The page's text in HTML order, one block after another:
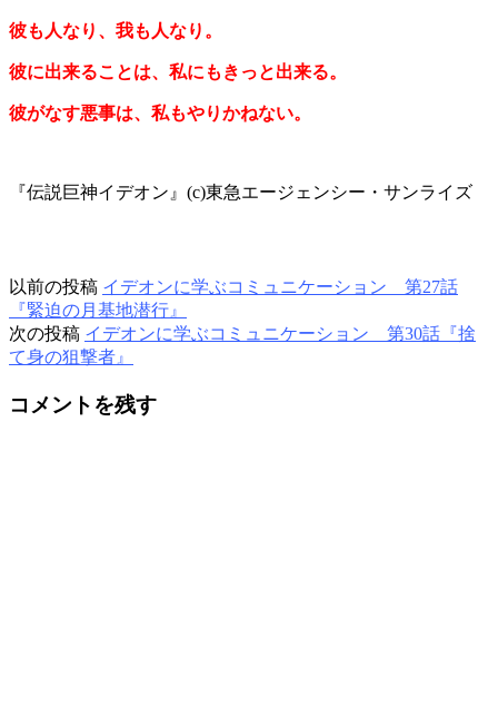
彼も人なり、我も人なり。
彼に出来ることは、私にもきっと出来る。
彼がなす悪事は、私もやりかねない。
『伝説巨神イデオン』(c)東急エージェンシー・サンライズ
以前の投稿 イデオンに学ぶコミュニケーション 第27話
『緊迫の月基地潜行』
次の投稿 イデオンに学ぶコミュニケーション 第30話『捨
て身の狙撃者』
コメントを残す